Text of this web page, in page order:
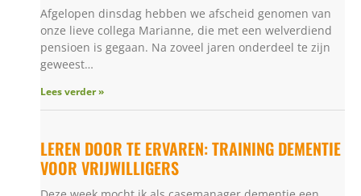
Afgelopen dinsdag hebben we afscheid genomen van
onze lieve collega Marianne, die met een welverdiend
pensioen is gegaan. Na zoveel jaren onderdeel te zijn
geweest…
Lees verder »
LEREN DOOR TE ERVAREN: TRAINING DEMENTIE
VOOR VRIJWILLIGERS